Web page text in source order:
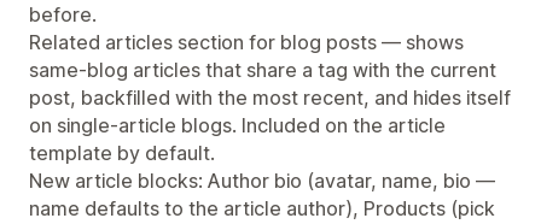
before.
Related articles section for blog posts — shows
same-blog articles that share a tag with the current
post, backfilled with the most recent, and hides itself
on single-article blogs. Included on the article
template by default.
New article blocks: Author bio (avatar, name, bio —
name defaults to the article author), Products (pick